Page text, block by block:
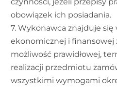
obowiązek ich posiadania.
7. Wykonawca znajduje się
ekonomicznej i finansowej
możliwość prawidłowej,
realizacji przedmiotu
wszystkimi wymogami